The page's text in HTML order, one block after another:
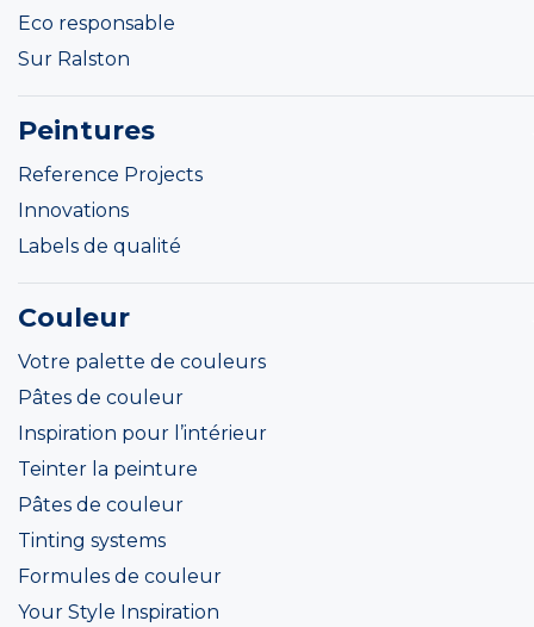
Eco responsable
Sur Ralston
Peintures
Reference Projects
Innovations
Labels de qualité
Couleur
Votre palette de couleurs
Pâtes de couleur
Inspiration pour l’intérieur
Teinter la peinture
Pâtes de couleur
Tinting systems
Formules de couleur
Your Style Inspiration